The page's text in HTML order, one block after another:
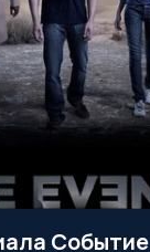
Событие